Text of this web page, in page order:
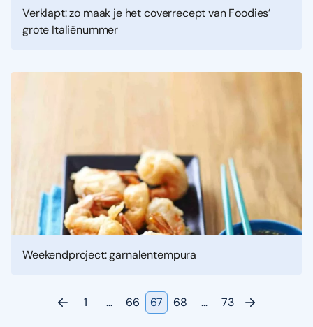
Verklapt: zo maak je het coverrecept van Foodies’
grote Italiënummer
Weekendproject: garnalentempura
1 … 66 67 68 … 73